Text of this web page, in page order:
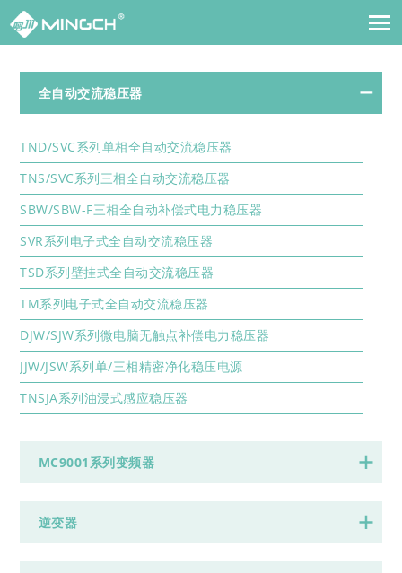
全自动交流稳压器
TND/SVC系列单相全自动交流稳压器
TNS/SVC系列三相全自动交流稳压器
SBW/SBW-F三相全自动补偿式电力稳压器
SVR系列电子式全自动交流稳压器
TSD系列壁挂式全自动交流稳压器
TM系列电子式全自动交流稳压器
DJW/SJW系列微电脑无触点补偿电力稳压器
JJW/JSW系列单/三相精密净化稳压电源
TNSJA系列油浸式感应稳压器
MC9001系列变频器
逆变器